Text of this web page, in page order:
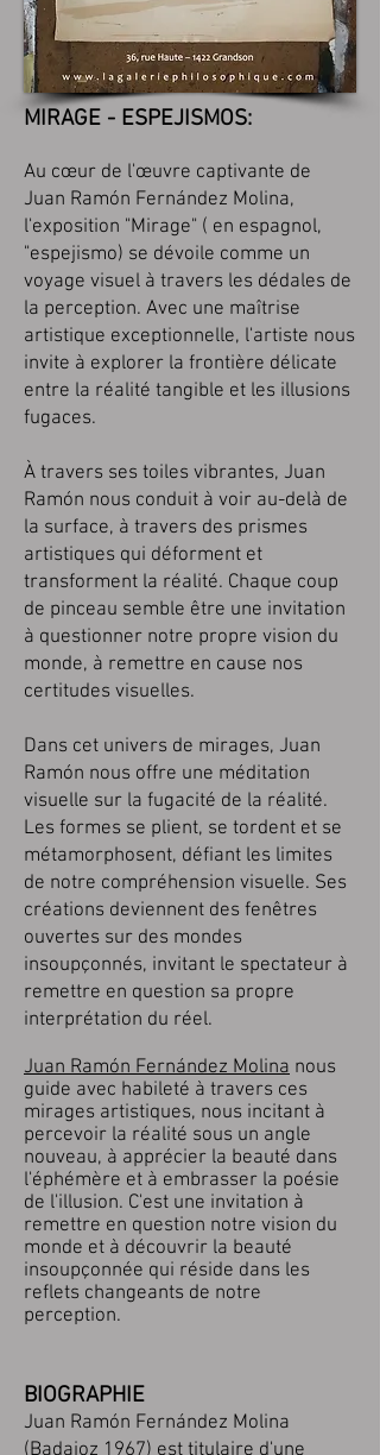
MIRAGE - ESPEJISMOS:
Au cœur de l'œuvre captivante de
Juan Ramón Fernández Molina,
l'exposition "Mirage" ( en espagnol,
"espejismo) se dévoile comme un
voyage visuel à travers les dédales de
la perception. Avec une maîtrise
artistique exceptionnelle, l'artiste nous
invite à explorer la frontière délicate
entre la réalité tangible et les illusions
fugaces.
À travers ses toiles vibrantes, Juan
Ramón nous conduit à voir au-delà de
la surface, à travers des prismes
artistiques qui déforment et
transforment la réalité. Chaque coup
de pinceau semble être une invitation
à questionner notre propre vision du
monde, à remettre en cause nos
certitudes visuelles.
Dans cet univers de mirages, Juan
Ramón nous offre une méditation
visuelle sur la fugacité de la réalité.
Les formes se plient, se tordent et se
métamorphosent, défiant les limites
de notre compréhension visuelle. Ses
créations deviennent des fenêtres
ouvertes sur des mondes
insoupçonnés, invitant le spectateur à
remettre en question sa propre
interprétation du réel.
Juan Ramón Fernández Molina nous
guide avec habileté à travers ces
mirages artistiques, nous incitant à
percevoir la réalité sous un angle
nouveau, à apprécier la beauté dans
l'éphémère et à embrasser la poésie
de l'illusion. C'est une invitation à
remettre en question notre vision du
monde et à découvrir la beauté
insoupçonnée qui réside dans les
reflets changeants de notre
perception.
BIOGRAPHIE
Juan Ramón Fernández Molina
(Badajoz 1967) est titulaire d'une